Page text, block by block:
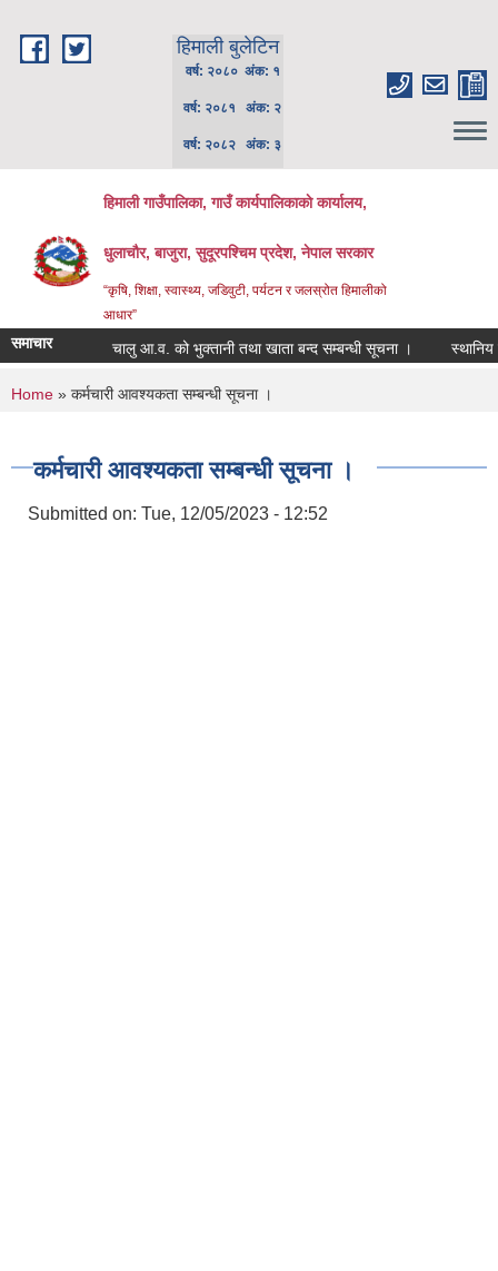
हिमाली बुलेटिन
वर्ष: २०८० अंक: १
वर्ष: २०८१ अंक: २
वर्ष: २०८२ अंक: ३
हिमाली गाउँपालिका, गाउँ कार्यपालिकाकाे कार्यालय,
धुलाचौर, बाजुरा, सुदूरपश्चिम प्रदेश, नेपाल सरकार
“कृषि, शिक्षा, स्वास्थ्य, जडिवुटी, पर्यटन र जलस्रोत हिमालीको
आधार”
समाचार चालु आ.व. को भुक्तानी तथा खाता बन्द सम्बन्धी सूचना । स्थानिय
You are here
Home » कर्मचारी आवश्यकता सम्बन्धी सूचना ।
कर्मचारी आवश्यकता सम्बन्धी सूचना ।
Submitted on: Tue, 12/05/2023 - 12:52